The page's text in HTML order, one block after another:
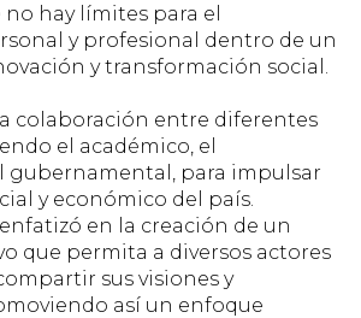
hay límites para el
y profesional dentro de un
y transformación social.
colaboración entre diferentes
el académico, el
gubernamental, para impulsar
y económico del país.
en la creación de un
que permita a diversos actores
sus visiones y
así un enfoque